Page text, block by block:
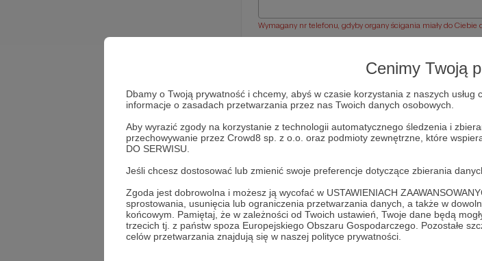
Cenimy Twoją
Dbamy o Twoją prywatność i chcemy, abyś w czasie korzystania z naszych
informacje o zasadach przetwarzania przez nas Twoich danych osobowych.
Aby wyrazić zgody na korzystanie z technologii automatycznego śledzenia i
przechowywanie przez Crowd8 sp. z o.o. oraz podmioty zewnętrzne, które
DO SERWISU.
Jeśli chcesz dostosować lub zmienić swoje preferencje dotyczące zbierania
Zgoda jest dobrowolna i możesz ją wycofać w USTAWIENIACH
sprostowania, usunięcia lub ograniczenia przetwarzania danych, a także w
końcowym. Pamiętaj, że w zależności od Twoich ustawień, Twoje dane będą
trzecich tj. z państw spoza Europejskiego Obszaru Gospodarczego. Pozostałe
celów przetwarzania znajdują się w naszej polityce prywatności.
Wymagany nr telefonu, gdyby organy ścigania miały do Ciebie
* Wyrażam zgodę na przetwarzanie moich
Administratorem Twoich danych osobowych jest
Wigury 16, 02-092 Warszawa. Twoje dane osobowe
umowy zawartej z Tobą, w tym do umożliwienia
korzystania z platformy Patronite.pl, w tym możliwości
rozwiń zgodę